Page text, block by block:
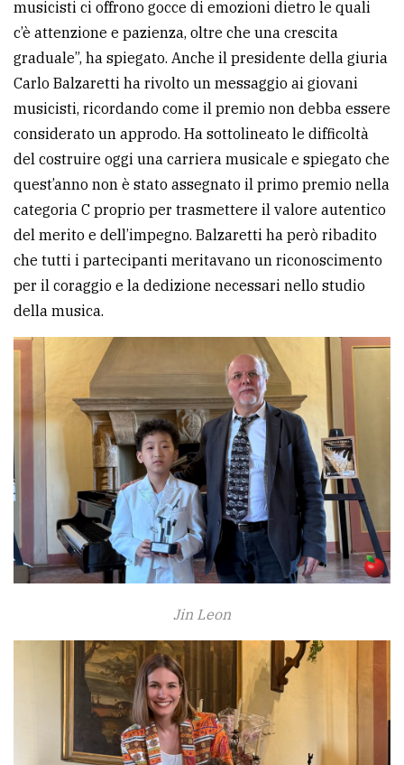
musicisti ci offrono gocce di emozioni dietro le quali
c’è attenzione e pazienza, oltre che una crescita
graduale”, ha spiegato. Anche il presidente della giuria
Carlo Balzaretti ha rivolto un messaggio ai giovani
musicisti, ricordando come il premio non debba essere
considerato un approdo. Ha sottolineato le difficoltà
del costruire oggi una carriera musicale e spiegato che
quest’anno non è stato assegnato il primo premio nella
categoria C proprio per trasmettere il valore autentico
del merito e dell’impegno. Balzaretti ha però ribadito
che tutti i partecipanti meritavano un riconoscimento
per il coraggio e la dedizione necessari nello studio
della musica.
Jin Leon